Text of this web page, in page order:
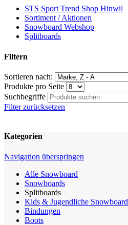
STS Sport Trend Shop Hinwil
Sortiment / Aktionen
Snowboard Webshop
Splitboards
Filtern
Sortieren nach:
Produkte pro Seite
Suchbegriffe
Filter zurücksetzen
Kategorien
Navigation überspringen
Alle Snowboard
Snowboards
Splitboards
Kids & Jugendliche Snowboard
Bindungen
Boots